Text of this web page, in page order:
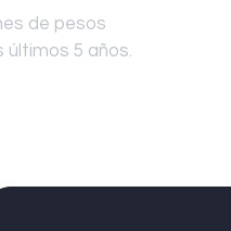
de pesos
últimos 5 años.